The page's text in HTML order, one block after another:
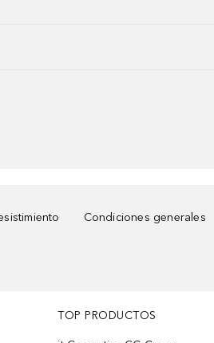
Condiciones generales
TOP PRODUCTOS